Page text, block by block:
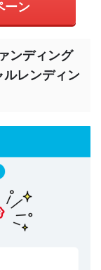
ーン
ンディング
ルレンディン